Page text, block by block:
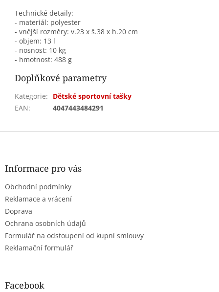
Technické detaily:
- materiál: polyester
- vnější rozměry: v.23 x š.38 x h.20 cm
- objem: 13 l
- nosnost: 10 kg
- hmotnost: 488 g
Doplňkové parametry
Kategorie:
Dětské sportovní tašky
EAN: 4047443484291
Z
Informace pro vás
Obchodní podmínky
Reklamace a vrácení
Doprava
Ochrana osobních údajů
Formulář na odstoupení od kupní smlouvy
Reklamační formulář
Facebook